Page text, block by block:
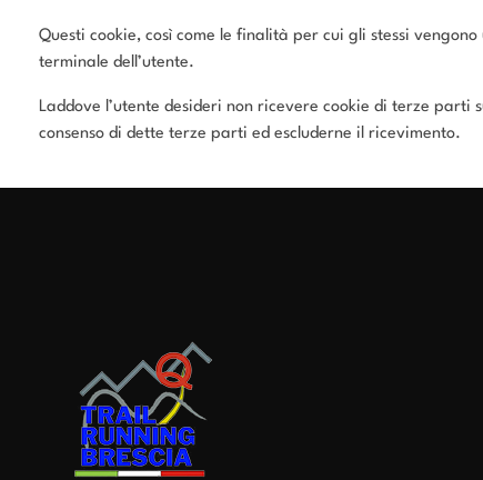
Questi cookie, così come le finalità per cui gli stessi
terminale dell’utente.
Laddove l’utente desideri non ricevere cookie di terze
consenso di dette terze parti ed escluderne il ricevimento.